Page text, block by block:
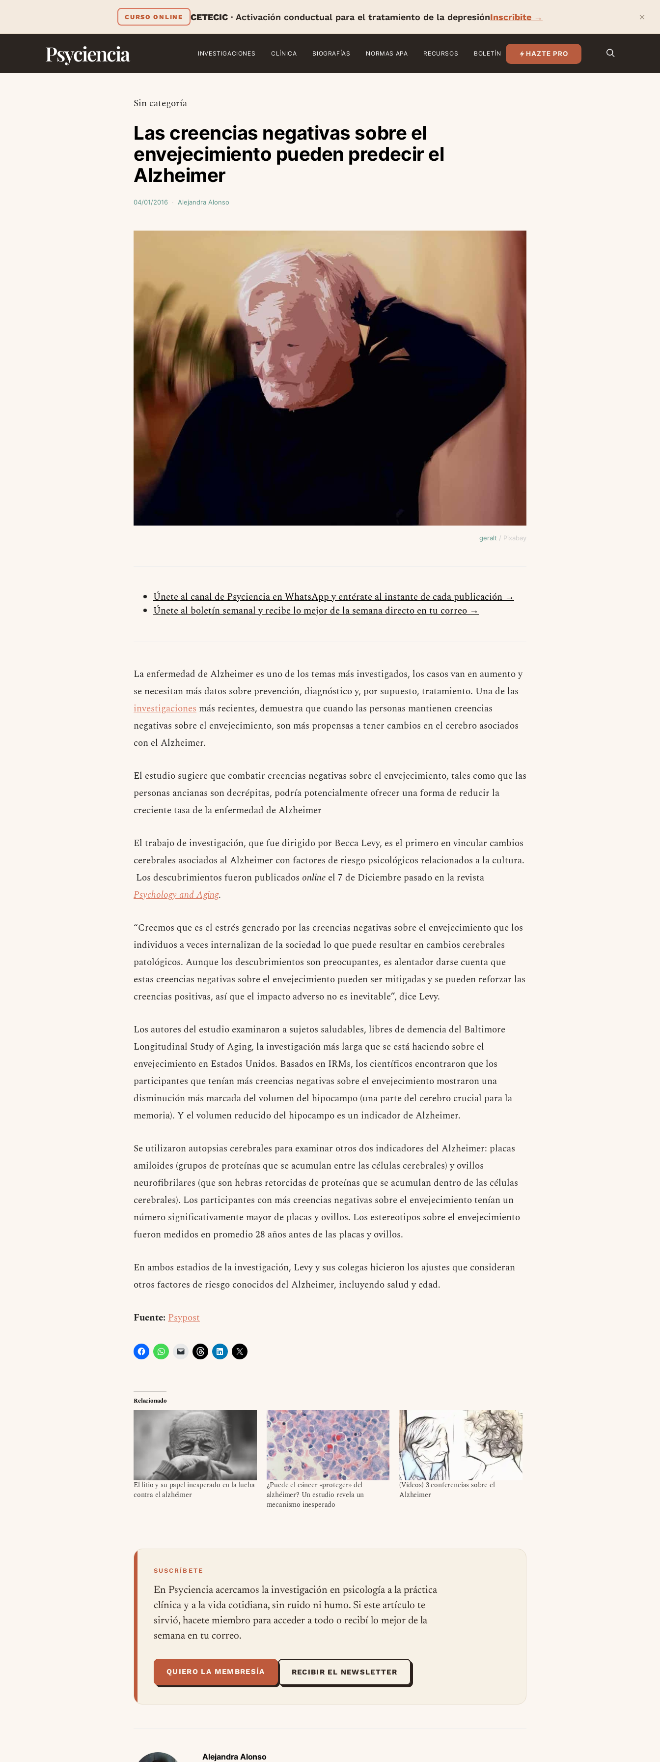
CURSO ONLINE CETECIC · Activación conductual para el tratamiento de la depresiónInscribite → ×
Psyciencia INVESTIGACIONES CLÍNICA BIOGRAFÍAS NORMAS APA RECURSOS BOLETÍN HAZTE PRO
Sin categoría
Las creencias negativas sobre el
envejecimiento pueden predecir el
Alzheimer
04/01/2016 Alejandra Alonso
geralt / Pixabay
Únete al canal de Psyciencia en WhatsApp y entérate al instante de cada publicación →
Únete al boletín semanal y recibe lo mejor de la semana directo en tu correo →
La enfermedad de Alzheimer es uno de los temas más investigados, los casos van en aumento y
se necesitan más datos sobre prevención, diagnóstico y, por supuesto, tratamiento. Una de las
investigaciones más recientes, demuestra que cuando las personas mantienen creencias
negativas sobre el envejecimiento, son más propensas a tener cambios en el cerebro asociados
con el Alzheimer.
El estudio sugiere que combatir creencias negativas sobre el envejecimiento, tales como que las
personas ancianas son decrépitas, podría potencialmente ofrecer una forma de reducir la
creciente tasa de la enfermedad de Alzheimer
El trabajo de investigación, que fue dirigido por Becca Levy, es el primero en vincular cambios
cerebrales asociados al Alzheimer con factores de riesgo psicológicos relacionados a la cultura.
Los descubrimientos fueron publicados online el 7 de Diciembre pasado en la revista
Psychology and Aging.
“Creemos que es el estrés generado por las creencias negativas sobre el envejecimiento que los
individuos a veces internalizan de la sociedad lo que puede resultar en cambios cerebrales
patológicos. Aunque los descubrimientos son preocupantes, es alentador darse cuenta que
estas creencias negativas sobre el envejecimiento pueden ser mitigadas y se pueden reforzar las
creencias positivas, así que el impacto adverso no es inevitable”, dice Levy.
Los autores del estudio examinaron a sujetos saludables, libres de demencia del Baltimore
Longitudinal Study of Aging, la investigación más larga que se está haciendo sobre el
envejecimiento en Estados Unidos. Basados en IRMs, los científicos encontraron que los
participantes que tenían más creencias negativas sobre el envejecimiento mostraron una
disminución más marcada del volumen del hipocampo (una parte del cerebro crucial para la
memoria). Y el volumen reducido del hipocampo es un indicador de Alzheimer.
Se utilizaron autopsias cerebrales para examinar otros dos indicadores del Alzheimer: placas
amiloides (grupos de proteínas que se acumulan entre las células cerebrales) y ovillos
neurofibrilares (que son hebras retorcidas de proteínas que se acumulan dentro de las células
cerebrales). Los participantes con más creencias negativas sobre el envejecimiento tenían un
número significativamente mayor de placas y ovillos. Los estereotipos sobre el envejecimiento
fueron medidos en promedio 28 años antes de las placas y ovillos.
En ambos estadios de la investigación, Levy y sus colegas hicieron los ajustes que consideran
otros factores de riesgo conocidos del Alzheimer, incluyendo salud y edad.
Fuente: Psypost
Relacionado
El litio y su papel inesperado en la lucha
contra el alzhéimer
¿Puede el cáncer «proteger» del
alzhéimer? Un estudio revela un
mecanismo inesperado
(Vídeos) 3 conferencias sobre el
Alzheimer
SUSCRÍBETE
En Psyciencia acercamos la investigación en psicología a la práctica
clínica y a la vida cotidiana, sin ruido ni humo. Si este artículo te
sirvió, hacete miembro para acceder a todo o recibí lo mejor de la
semana en tu correo.
QUIERO LA MEMBRESÍA RECIBIR EL NEWSLETTER
Alejandra Alonso